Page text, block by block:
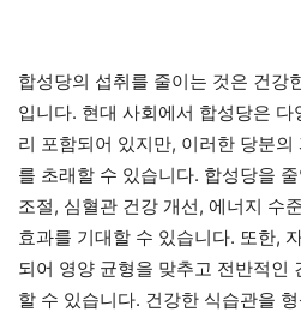
합성당의 섭취를 줄이는 것은 건강
입니다. 현대 사회에서 합성당은
리 포함되어 있지만, 이러한 당분
를 초래할 수 있습니다. 합성당을
조절, 심혈관 건강 개선, 에너지 수
효과를 기대할 수 있습니다. 또한,
되어 영양 균형을 맞추고 전반적인
할 수 있습니다. 건강한 식습관을